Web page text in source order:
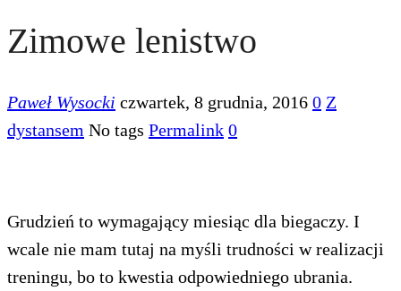
Zimowe lenistwo
Paweł Wysocki czwartek, 8 grudnia, 2016 0 Z
dystansem No tags Permalink 0
Grudzień to wymagający miesiąc dla biegaczy. I
wcale nie mam tutaj na myśli trudności w realizacji
treningu, bo to kwestia odpowiedniego ubrania.